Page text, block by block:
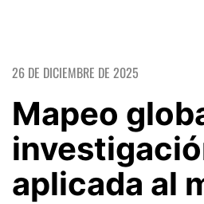
26 DE DICIEMBRE DE 2025
Mapeo
aplicada al